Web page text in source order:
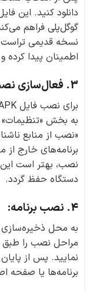
دانلود کنید. این
گوگل‌پلی فراهم
نسخه قدیمی تراست
اطمینان پیدا کرده
3. فعال‌سازی نصب از منابع ناشناخته:
به بخش «تنظیمات»
«نصب از منابع
برنامه‌های خارج
نصب، بهتر است این
دستگاه حفظ گردد.
4. نصب برنامه:
مراحل نصب را طبق
نمایید. پس از
برنامه‌ها یا صفحه